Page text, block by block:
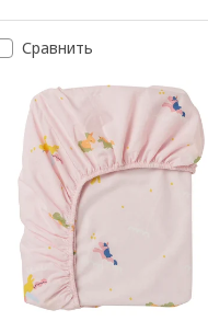
Сравнить